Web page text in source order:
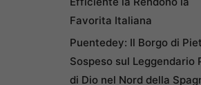
Favorita Italiana
Puentedey: Il Borgo di
Sospeso sul Leggendario
di Dio nel Nord della